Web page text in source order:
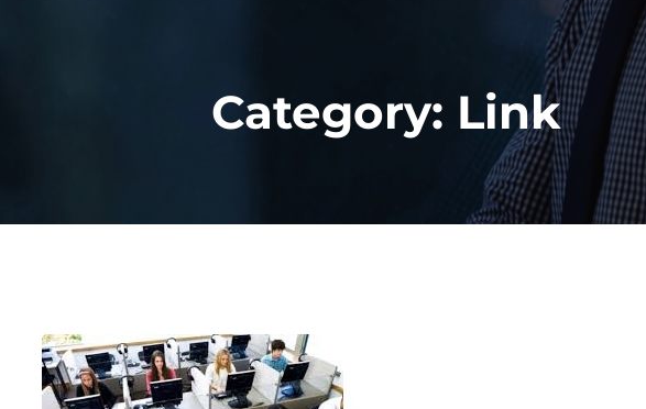
Category: Link